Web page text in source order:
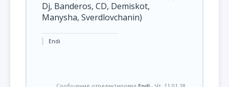
Dj, Banderos, CD, Demiskot,
Manysha, Sverdlovchanin)
Endi